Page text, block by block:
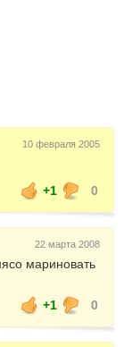
10 февраля 2005
+1
0
22 марта 2008
мариновать
+1
0